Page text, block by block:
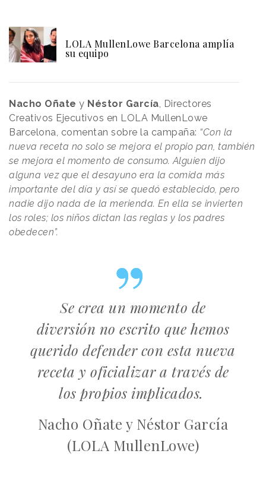
LOLA MullenLowe Barcelona amplía
su equipo
Nacho Oñate y Néstor García, Directores
Creativos Ejecutivos en LOLA MullenLowe
Barcelona, comentan sobre la campaña: “Con la
nueva receta no solo se mejora el propio pan, también
se mejora el momento de consumo. Alguien dijo
alguna vez que el desayuno era la comida más
importante del día y así se quedó establecido, pero
nadie dijo nada de la merienda. En ella se invierten
los roles; los niños dictan las reglas y los padres
obedecen”.
Se crea un momento de
diversión no escrito que hemos
querido defender con esta nueva
receta y oficializar a través de
los propios implicados.
Nacho Oñate y Néstor García
(LOLA MullenLowe)